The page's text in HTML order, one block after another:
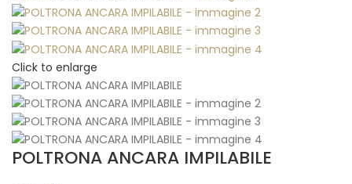
Click to enlarge
POLTRONA ANCARA IMPILABILE